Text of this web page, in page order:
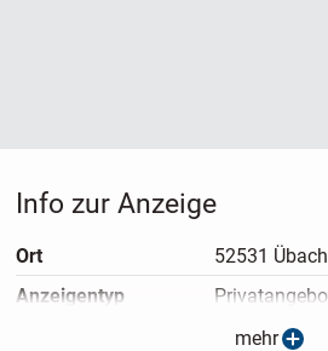
Info zur Anzeige
Ort
52531
Anzeigen­typ
08.05.2026
mehr